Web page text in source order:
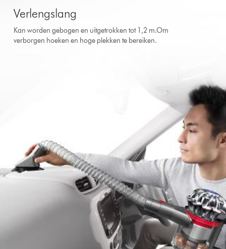
Verlengslang
Kan worden gebogen en uitgetrokken tot 1,2 m.Om
verborgen hoeken en hoge plekken te bereiken.